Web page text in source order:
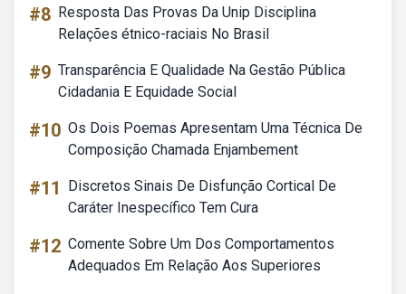
#8 Resposta Das Provas Da Unip Disciplina
Relações étnico-raciais No Brasil
#9 Transparência E Qualidade Na Gestão Pública
Cidadania E Equidade Social
#10 Os Dois Poemas Apresentam Uma Técnica De
Composição Chamada Enjambement
#11
Discretos Sinais De Disfunção Cortical De
Caráter Inespecífico Tem Cura
#12 Comente Sobre Um Dos Comportamentos
Adequados Em Relação Aos Superiores